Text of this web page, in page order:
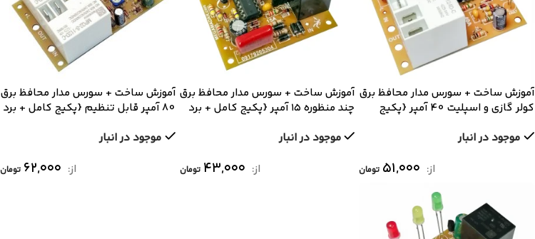
آموزش ساخت + سورس مدار محافظ برق
کولر گازی و اسپلیت 40 آمپر {پکیج
موجود در انبار
از: ۵۱,۰۰۰ تومان
آموزش ساخت + سورس مدار محافظ برق
چند منظوره ۱۵ آمپر {پکیج کامل + برد
موجود در انبار
از: ۴۳,۰۰۰ تومان
آموزش ساخت + سورس مدار محافظ برق
80 آمپر قابل تنظیم {پکیج کامل + برد
موجود در انبار
از: ۶۲,۰۰۰ تومان